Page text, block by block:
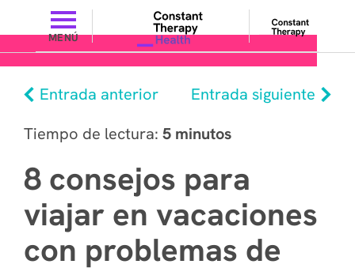
MENÚ
Entrada anterior
Entrada siguiente
Tiempo de lectura: 5 minutos
8 consejos para
viajar en vacaciones
con problemas de